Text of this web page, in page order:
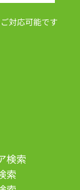
対応可能です
検索
索